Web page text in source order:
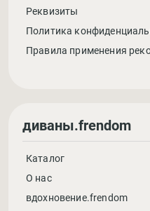
Реквизиты
Политика
Правила применения
диваны.frendom
Каталог
О нас
вдохновение.frendom